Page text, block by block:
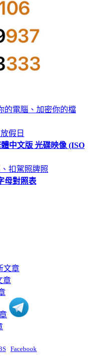
的電腦、加密你的檔
假日
中文版 光碟映像 (ISO
扣駕照牌照
母對照表
Facebook